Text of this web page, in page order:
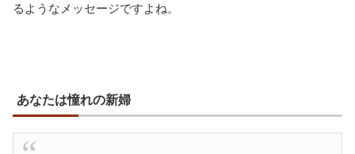
るようなメッセージですよね。
あなたは憧れの新婦